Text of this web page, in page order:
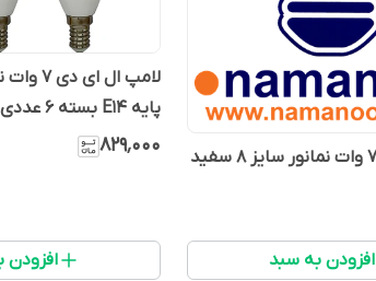
افزودن به سبد
لامپ
پایه E14 بسته 6 عددی
۸۲۹٬۰۰۰
افزودن